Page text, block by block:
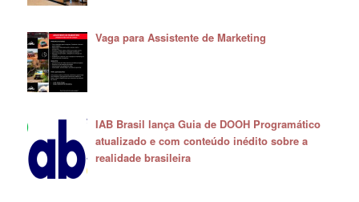
Vaga para Assistente de Marketing
IAB Brasil lança Guia de DOOH Programático
atualizado e com conteúdo inédito sobre a
realidade brasileira